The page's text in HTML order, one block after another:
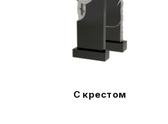
С крестом